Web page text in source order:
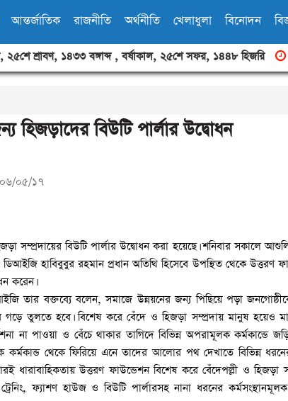
আন্তর্জাতিক রাজনীতি অর্থনীতি খেলাধুলা বিনোদন
, ২৫শে শ্রাবণ, ১৪৩৩ বঙ্গাব্দ,বর্ষাকাল, ২৫শে সফর, ১৪৪৮ হিজরি
হিজড়াদের বিউটি পার্লার উদ্বোধন
০৬/০৫/১৭
সম্প্রদায়ের বিউটি পার্লার উদ্বোধন করা হয়েছে। শনিবার সকালে
হাবিবুবুর রহমান প্রধান অতিথি হিসেবে উপস্থিত থেকে উত্তরণ
করেন।
তার বক্তব্যে বলেন, সমাজে উন্নয়নের জন্য পিছিয়ে পড়া
গড়ে তুলতে হবে। বিশেষ করে বেঁদে ও হিজড়া সম্প্রদায় মানুষ হয়েও
না পাওয়া ও বেঁচে থাকার তাগিদে বিভিন্ন অপরামূলক কর্মকান্ডে
কর্মকান্ড থেকে ফিরিয়ে এনে তাদের আলোর পথ দেখাতে বিভিন্ন
ধারাবাহিকতায় উত্তরণ ফাউন্ডেশন বিশেষ করে বেঁদেপল্লী ও হিজড়া
ফ্যাশণ হাউজ ও বিউটি পার্লারসহ নানা ধরনের কর্মসংস্থানমূলক